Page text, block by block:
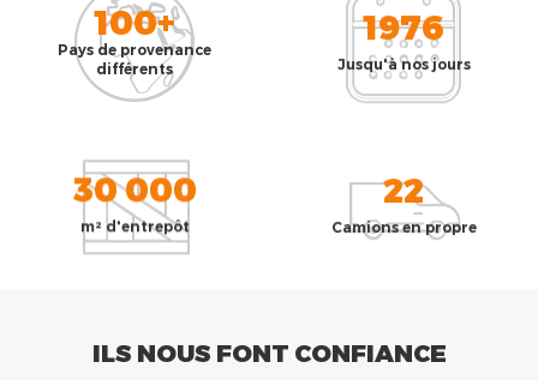
100+
Pays de provenance
différents
1976
Jusqu'à nos jours
30 000
m² d'entrepôt
22
Camions en propre
ILS NOUS FONT CONFIANCE